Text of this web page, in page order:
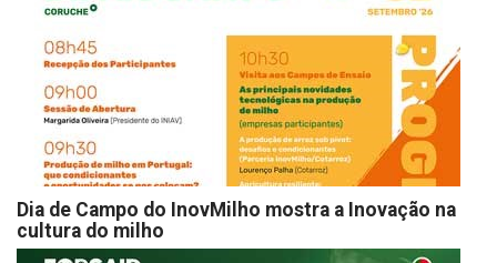
Dia de Campo do InovMilho mostra a Inovação na
cultura do milho